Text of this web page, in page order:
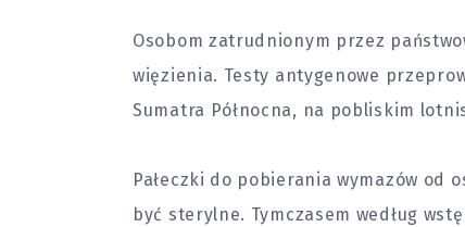
Osobom zatrudnionym przez
więzienia. Testy antygenowe
Sumatra Północna, na pobliskim
Pałeczki do pobierania wymazów od
być sterylne. Tymczasem według